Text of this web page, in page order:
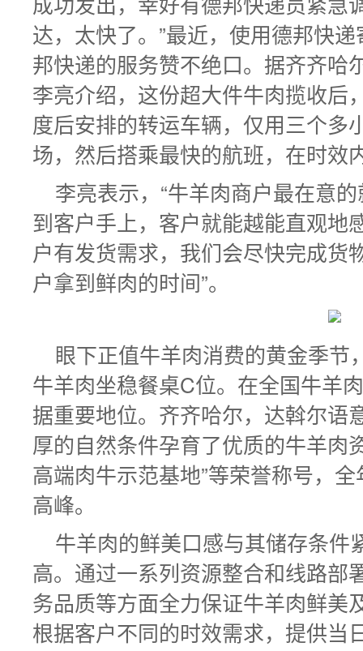
达，太快了。”最近，使用德邦快
邦快递的服务赞不绝口。据齐齐哈
李亮介绍，这份超大件牛肉揽收后
度后安排的转运车辆，仅用三个多
场，然后搭乘最快的航班，在时效
李亮表示，“牛羊肉商户最在意
到客户手上，客户就能越能直观地
户有发货需求，我们会尽快完成货
户拿到鲜肉的时间”。
眼下正值牛羊肉消费的黄金季节
牛羊肉坐稳餐桌C位。在全国牛羊
据重要地位。齐齐哈尔，达斡尔语
厚的自然条件孕育了优质的牛羊肉
高端肉牛示范基地”等荣誉称号，
高峰。
牛羊肉的鲜美口感与其储存条件
高。通过一系列资源整合和线路部
务品质等方面全力保证牛羊肉鲜美
根据客户不同的时效需求，提供当